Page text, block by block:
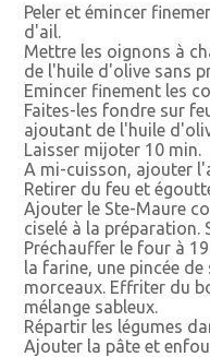
Peler et émincer
d'ail.
Mettre les oignons à
de l'huile d'olive sans
Emincer finement les
Faites-les fondre sur
ajoutant de l'huile
Laisser mijoter 10 min.
A mi-cuisson, ajouter
Retirer du feu et
Ajouter le Ste-Maure
ciselé à la préparation.
Préchauffer le four à
la farine, une pincée de
morceaux. Effriter du
mélange sableux.
Répartir les légumes
Ajouter la pâte et